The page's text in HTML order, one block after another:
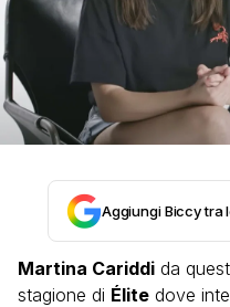
Aggiungi Biccy tra
Martina Cariddi da
stagione di Élite dove